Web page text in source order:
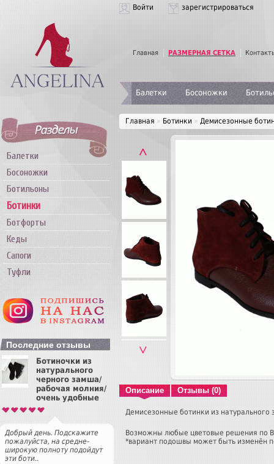
Войти зарегистрироваться
Главная РАЗМЕРНАЯ СЕТКА
Балетки Босоножки
Балетки
Босоножки
Ботильоны
Ботинки
Ботфорты
Кеды
Сапоги
Туфли
Последние отзывы
Ботиночки из
натурального
черного замша/
рабочая молния/
очень удобные
Добрый день. Подскажите
пожалуйста, на средне-
широкую полноту подойдут
эти боти..
Главная » Ботинки » Демисезонные
˄
˅
Описание Отзывы (0)
Демисезонные ботинки из
Возможны любые цветовые решения по
*вариант подошвы может быть изменён